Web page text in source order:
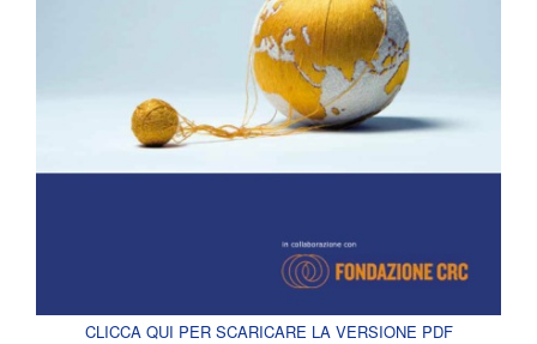
CLICCA QUI PER SCARICARE LA VERSIONE PDF